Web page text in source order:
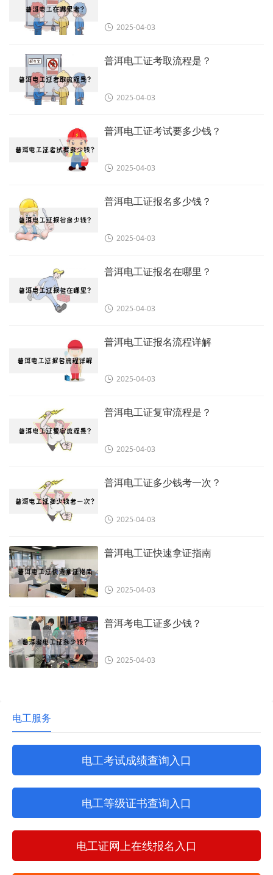
2025-04-03
普洱电工证考取流程是？
2025-04-03
普洱电工证考试要多少钱？
2025-04-03
普洱电工证报名多少钱？
2025-04-03
普洱电工证报名在哪里？
2025-04-03
普洱电工证报名流程详解
2025-04-03
普洱电工证复审流程是？
2025-04-03
普洱电工证多少钱考一次？
2025-04-03
普洱电工证快速拿证指南
2025-04-03
普洱考电工证多少钱？
2025-04-03
电工服务
电工考试成绩查询入口
电工等级证书查询入口
电工证网上在线报名入口